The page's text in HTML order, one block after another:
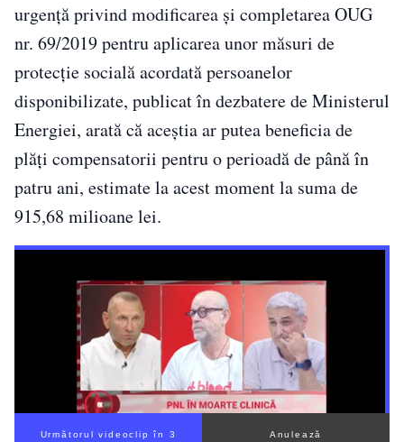
urgență privind modificarea și completarea OUG
nr. 69/2019 pentru aplicarea unor măsuri de
protecție socială acordată persoanelor
disponibilizate, publicat în dezbatere de Ministerul
Energiei, arată că aceștia ar putea beneficia de
plăți compensatorii pentru o perioadă de până în
patru ani, estimate la acest moment la suma de
915,68 milioane lei.
Următorul videoclip în 2 Anulează